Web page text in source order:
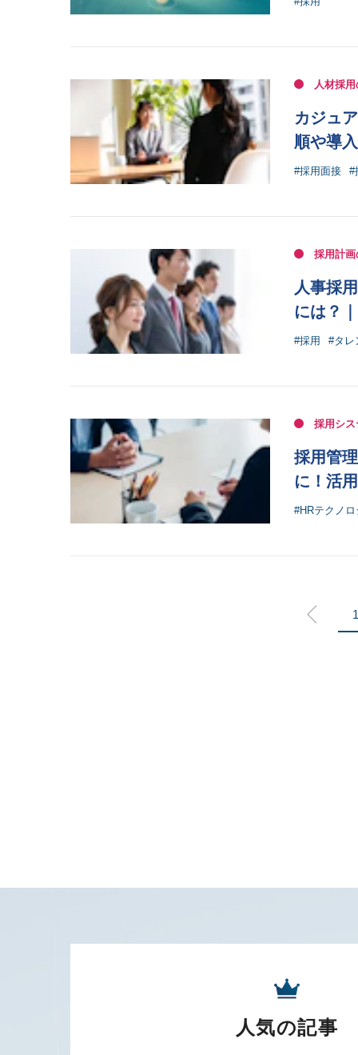
人材採
カジュ
順や導
#採用面接 #
採用計画
人事採
には？
#採用 #タレ
採用シ
採用管
に！活
#HRテクノロ
1
人気の記事